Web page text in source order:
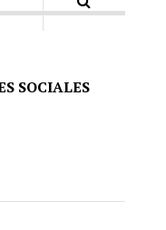
SOCIALES